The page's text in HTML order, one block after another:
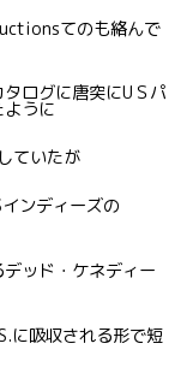
てのも絡んで
ログに唐突にUＳパ
うに
ていたが
ンディーズの
ッド・ケネディー
に吸収される形で短